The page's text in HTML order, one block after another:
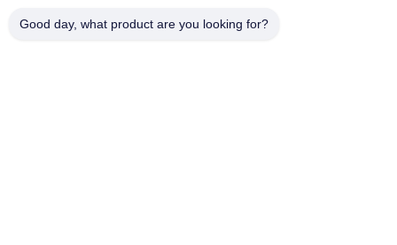
Good day, what product are you looking for?